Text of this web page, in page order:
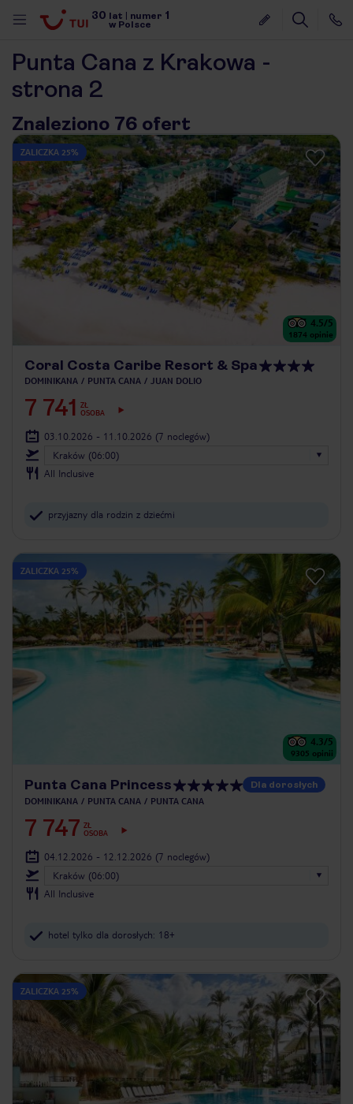
30 lat numer 1
w Polsce
Punta Cana z Krakowa -
strona 2
Znaleziono 76 ofert
ZALICZKA 25%
4.5/5
1874 opinie
Coral Costa Caribe Resort & Spa
DOMINIKANA PUNTA CANA JUAN DOLIO
7 741
ZŁ
OSOBA
03.10.2026 - 11.10.2026 (7 noclegów)
Kraków (06:00)
All Inclusive
przyjazny dla rodzin z dziećmi
ZALICZKA 25%
4.3/5
9305 opinii
Punta Cana Princess Dla dorosłych
DOMINIKANA PUNTA CANA PUNTA CANA
7 747 ZŁ
OSOBA
04.12.2026 - 12.12.2026 (7 noclegów)
Kraków (06:00)
All Inclusive
hotel tylko dla dorosłych: 18+
ZALICZKA 25%